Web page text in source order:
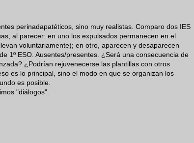
perinadapatéticos, sino muy realistas. Comparo dos IES
al parecer: en uno los expulsados permanecen en el
voluntariamente); en otro, aparecen y desaparecen
1º ESO. Ausentes/presentes. ¿Será una consecuencia de
¿Podrían rejuvenecerse las plantillas con otros
es lo principal, sino el modo en que se organizan los
es posible.
"diálogos".